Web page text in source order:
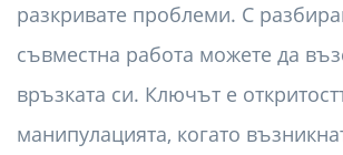
разкривате проблеми. С
съвместна работа можете да
връзката си. Ключът е
манипулацията, когато